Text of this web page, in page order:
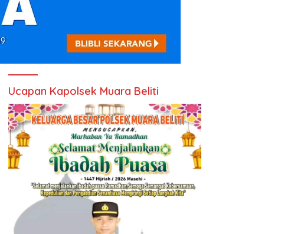
Ucapan Kapolsek Muara Beliti